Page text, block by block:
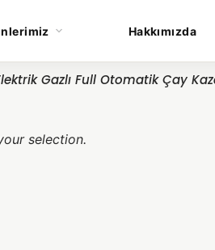
Hakkımızda
Gazlı Full Otomatik Çay
selection.